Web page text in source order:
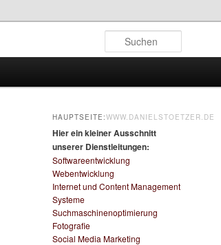
HAUPTSEITE:WWW.DANIELSTOETZER.DE
Hier ein kleiner Ausschnitt
unserer Dienstleitungen:
Softwareentwicklung
Webentwicklung
Internet und Content Management
Systeme
Suchmaschinenoptimierung
Fotografie
Social Media Marketing